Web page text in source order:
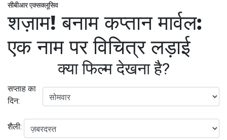
सीबीआर एक्सक्लूसिव
शज़ाम! बनाम कप्तान मार्वल:
एक नाम पर विचित्र लड़ाई
क्या फिल्म देखना है?
सप्ताह का
दिन:
शैली: